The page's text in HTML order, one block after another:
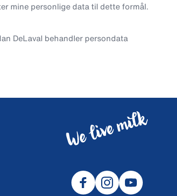
mine personlige data til dette formål.
DeLaval behandler persondata